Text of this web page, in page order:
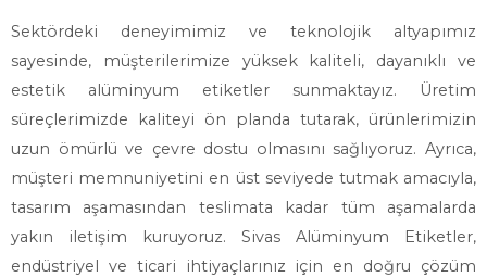
Sektördeki deneyimimiz ve teknolojik altyapımız
sayesinde, müşterilerimize yüksek kaliteli, dayanıklı ve
estetik alüminyum etiketler sunmaktayız. Üretim
süreçlerimizde kaliteyi ön planda tutarak, ürünlerimizin
uzun ömürlü ve çevre dostu olmasını sağlıyoruz. Ayrıca,
müşteri memnuniyetini en üst seviyede tutmak amacıyla,
tasarım aşamasından teslimata kadar tüm aşamalarda
yakın iletişim kuruyoruz. Sivas Alüminyum Etiketler,
endüstriyel ve ticari ihtiyaçlarınız için en doğru çözüm